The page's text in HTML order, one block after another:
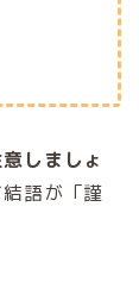
しましょ
語が「謹